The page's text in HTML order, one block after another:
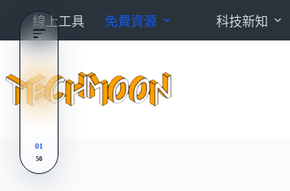
內
線上工具 免費資源 科技新知
01
50